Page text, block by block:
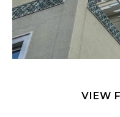
VIEW